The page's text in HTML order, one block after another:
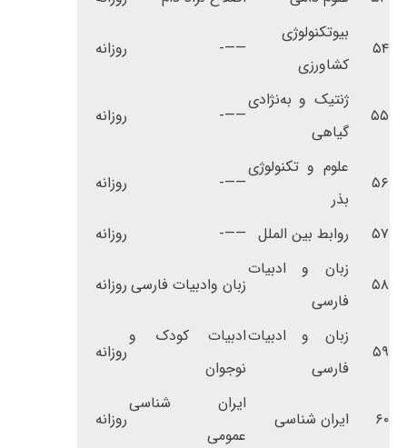
۵۴
بیوتکنولوژی
کشاورزی
——- روزانه
۵۵
ژنتیک و به‌نژادی
گیاهی
——- روزانه
۵۶
علوم و تکنولوژی
بذر
——- روزانه
۵۷ روابط بین الملل ——- روزانه
۵۸
زبان و ادبیات
فارسی
زبان وادبیات فارسی روزانه
۵۹
زبان و ادبیات
فارسی
ادبیات کودک و
نوجوان
روزانه
۶۰ ایران شناسی
ایران شناسی
عمومی
روزانه